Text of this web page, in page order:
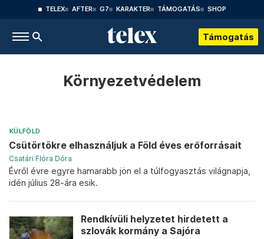
TELEX AFTER G7 KARAKTER TÁMOGATÁS SHOP
Támogatás
Környezetvédelem
KÜLFÖLD
Csütörtökre elhasználjuk a Föld éves erőforrásait
Csatári Flóra Dóra
Évről évre egyre hamarabb jön el a túlfogyasztás világnapja,
idén július 28-ára esik.
Rendkívüli helyzetet hirdetett a
szlovák kormány a Sajóra